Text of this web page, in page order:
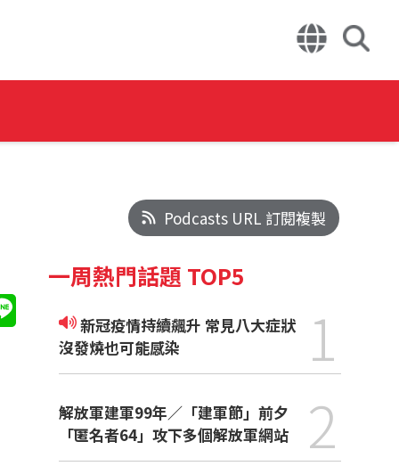
Podcasts URL 訂閱複製
一周熱門話題 TOP5
新冠疫情持續飆升 常見八大症狀
沒發燒也可能感染
1
解放軍建軍99年／「建軍節」前夕
「匿名者64」攻下多個解放軍網站
2